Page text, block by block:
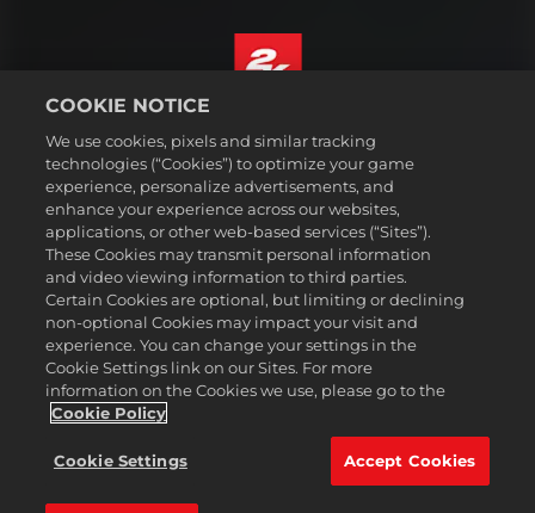
Impressum
Datenschutzrichtlinie
Cookie-Richtlinie
Support
Meine personenbezogenen Daten nicht verkaufen oder teilen
Bestellungen & Rückerstattungen
2K-Ad-Partner
©2016-2026 Take-Two Interactive Software Inc. 2K, Firaxis Games,
Civilization, and their respective logos are trademarks of Take-Two
Interactive Software, Inc. All rights reserved.
Deutsch
COOKIE NOTICE
We use cookies, pixels and similar tracking
technologies (“Cookies”) to optimize your game
experience, personalize advertisements, and
enhance your experience across our websites,
applications, or other web-based services (“Sites”).
These Cookies may transmit personal information
and video viewing information to third parties.
Certain Cookies are optional, but limiting or declining
non-optional Cookies may impact your visit and
experience. You can change your settings in the
Cookie Settings link on our Sites. For more
information on the Cookies we use, please go to the
Cookie Policy
Cookie Settings Accept Cookies